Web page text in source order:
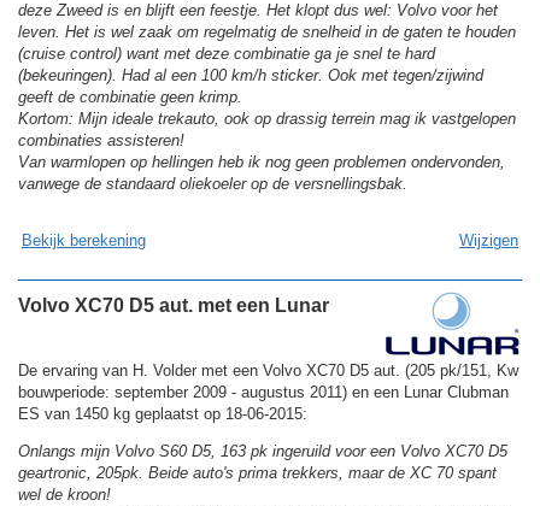
deze Zweed is en blijft een feestje. Het klopt dus wel: Volvo voor het
leven. Het is wel zaak om regelmatig de snelheid in de gaten te houden
(cruise control) want met deze combinatie ga je snel te hard
(bekeuringen). Had al een 100 km/h sticker. Ook met tegen/zijwind
geeft de combinatie geen krimp.
Kortom: Mijn ideale trekauto, ook op drassig terrein mag ik vastgelopen
combinaties assisteren!
Van warmlopen op hellingen heb ik nog geen problemen ondervonden,
vanwege de standaard oliekoeler op de versnellingsbak.
Bekijk berekening Wijzigen
Volvo XC70 D5 aut. met een Lunar
De ervaring van H. Volder met een Volvo XC70 D5 aut. (205 pk/151, Kw
bouwperiode: september 2009 - augustus 2011) en een Lunar Clubman
ES van 1450 kg geplaatst op 18-06-2015:
Onlangs mijn Volvo S60 D5, 163 pk ingeruild voor een Volvo XC70 D5
geartronic, 205pk. Beide auto's prima trekkers, maar de XC 70 spant
wel de kroon!